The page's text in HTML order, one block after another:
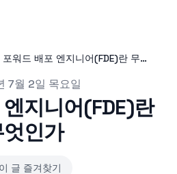
포워드 배포 엔지니어(FDE)란 무엇인가
7월 2일 목요일
지니어(FDE)란
엇인가
이 글 즐겨찾기